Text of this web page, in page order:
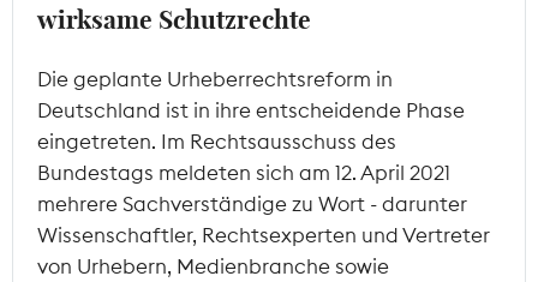
wirksame Schutzrechte
Die geplante Urheberrechtsreform in
Deutschland ist in ihre entscheidende Phase
eingetreten. Im Rechtsausschuss des
Bundestags meldeten sich am 12. April 2021
mehrere Sachverständige zu Wort - darunter
Wissenschaftler, Rechtsexperten und Vertreter
von Urhebern, Medienbranche sowie